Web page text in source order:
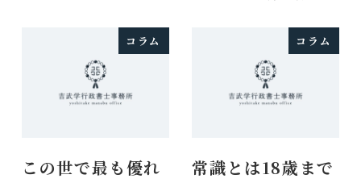
コラム
この世で最も優れ
コラム
常識とは18歳まで